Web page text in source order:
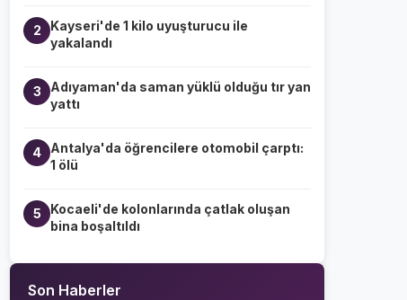
2
Kayseri'de 1 kilo uyuşturucu ile
yakalandı
3
Adıyaman'da saman yüklü olduğu tır yan
yattı
4
Antalya'da öğrencilere otomobil çarptı:
1 ölü
5
Kocaeli'de kolonlarında çatlak oluşan
bina boşaltıldı
Son Haberler